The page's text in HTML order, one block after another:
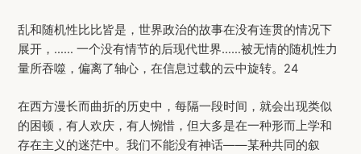
乱和随机性比比皆是，世界政治的故事在没有连贯的情况下
展开，…… 一个没有情节的后现代世界……被无情的随机性力
量所吞噬，偏离了轴心，在信息过载的云中旋转。24
在西方漫长而曲折的历史中，每隔一段时间，就会出现类似
的困顿，有人欢庆，有人惋惜，但大多是在一种形而上学和
存在主义的迷茫中。我们不能没有神话——某种共同的叙